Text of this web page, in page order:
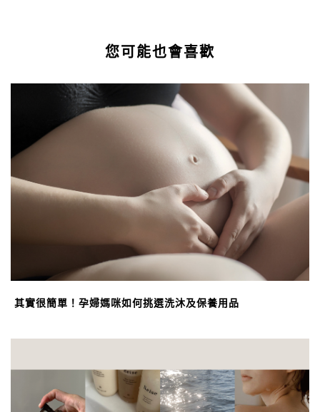
您可能也會喜歡
其實很簡單！孕婦媽咪如何挑選洗沐及保養用品